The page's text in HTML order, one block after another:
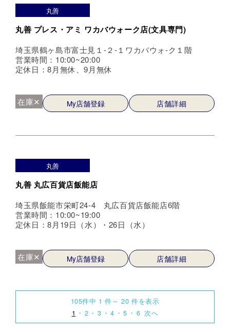
丸善
丸善 プレス・アミ ワカバウォーク店(文具専門)
埼玉県鶴ヶ島市富士見１-２-１ワカバウォ-ク１階
営業時間：10:00~20:00
定休日：8月無休、9月無休
在庫✕ My店舗登録 店舗詳細
丸善
丸善 丸広百貨店飯能店
埼玉県飯能市栄町24-4 丸広百貨店飯能店6階
営業時間：10:00~19:00
定休日：8月19日（水）・26日（水）
在庫✕ My店舗登録 店舗詳細
105件中 1 件～ 20 件を表示
1
2 3 4 5 6 次へ